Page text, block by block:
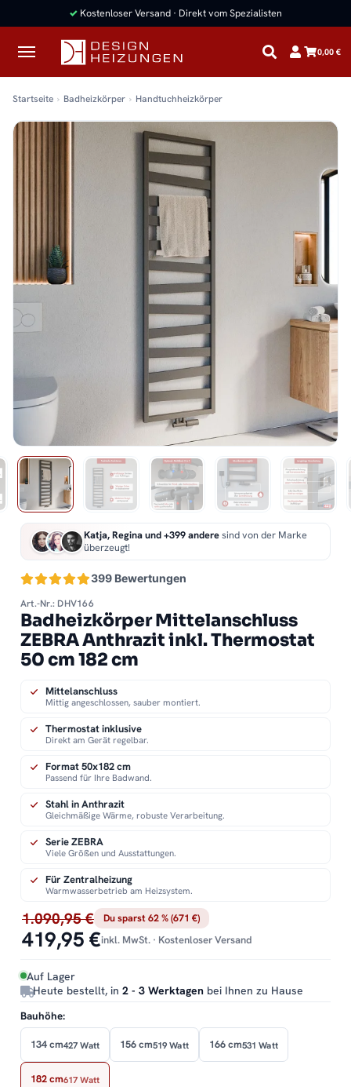
✓ Kostenloser Versand · Direkt vom Spezialisten
0,00 €
Startseite Badheizkörper Handtuchheizkörper
399 Bewertungen
Katja, Regina und +399 anderesind von der Marke
überzeugt!
Art.-Nr.: DHV166
Badheizkörper Mittelanschluss
ZEBRA Anthrazit inkl. Thermostat
50 cm 182 cm
1.090,95 € Du sparst 62 % (671 €)
419,95 €inkl. MwSt. · Kostenloser Versand
Auf Lager
Heute bestellt, in 2 - 3 Werktagen bei Ihnen zu Hause
Mittelanschluss
Mittig angeschlossen, sauber montiert.
Thermostat inklusive
Direkt am Gerät regelbar.
Format 50x182 cm
Passend für Ihre Badwand.
Stahl in Anthrazit
Gleichmäßige Wärme, robuste Verarbeitung.
Serie ZEBRA
Viele Größen und Ausstattungen.
Für Zentralheizung
Warmwasserbetrieb am Heizsystem.
Bauhöhe:
134 cm427 Watt 156 cm519 Watt 166 cm531 Watt
182 cm617 Watt